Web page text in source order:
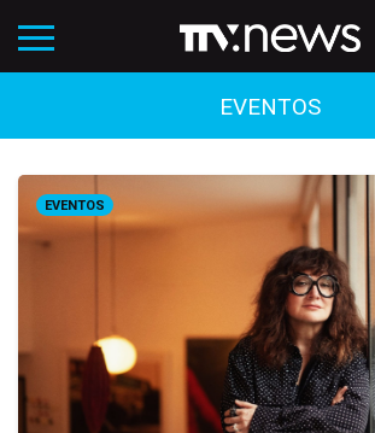
EVENTOS
EVENTOS